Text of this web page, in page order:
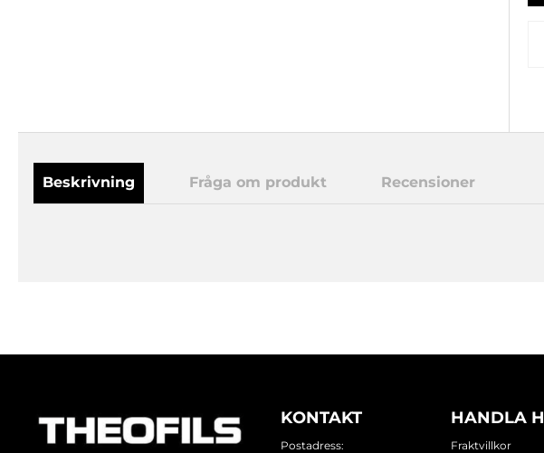
Beskrivning Fråga om produkt Recensioner
KONTAKT
Postadress:
HANDLA
Fraktvillkor